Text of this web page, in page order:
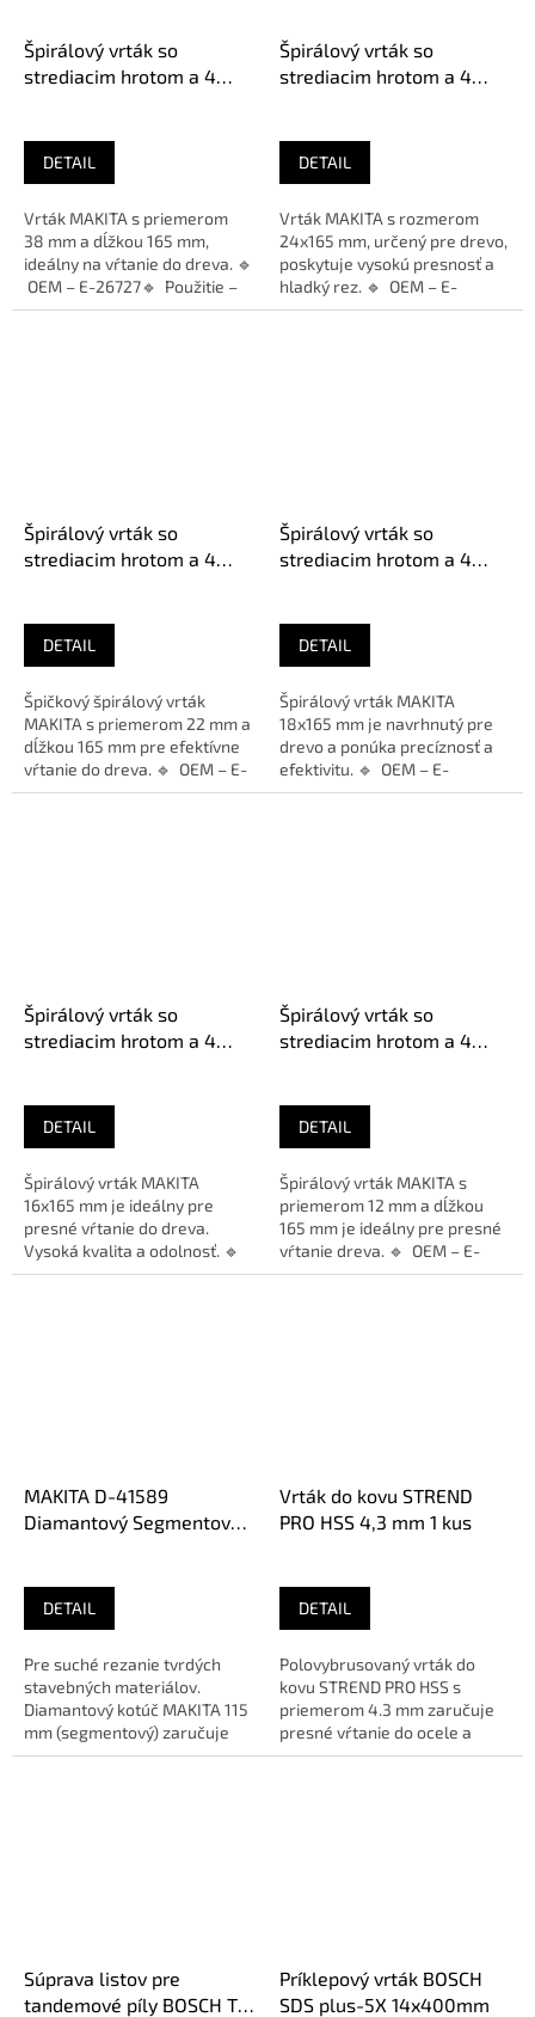
Špirálový vrták so
strediacim hrotom a 4
DETAIL
Vrták MAKITA s priemerom
38 mm a dĺžkou 165 mm,
ideálny na vŕtanie do dreva. 🔹
OEM – E-26727🔹 Použitie –
Drevo🔹 Priemer – 38 mm🔹...
Špirálový vrták so
strediacim hrotom a 4
DETAIL
Vrták MAKITA s rozmerom
24x165 mm, určený pre drevo,
poskytuje vysokú presnosť a
hladký rez. 🔹 OEM – E-
26680🔹 Použitie – Drevo🔹...
Špirálový vrták so
strediacim hrotom a 4
DETAIL
Špičkový špirálový vrták
MAKITA s priemerom 22 mm a
dĺžkou 165 mm pre efektívne
vŕtanie do dreva. 🔹 OEM – E-
26674🔹 Použitie –...
Špirálový vrták so
strediacim hrotom a 4
DETAIL
Špirálový vrták MAKITA
18x165 mm je navrhnutý pre
drevo a ponúka precíznosť a
efektivitu. 🔹 OEM – E-
26668🔹 Použitie – Drevo🔹...
Špirálový vrták so
strediacim hrotom a 4
DETAIL
Špirálový vrták MAKITA
16x165 mm je ideálny pre
presné vŕtanie do dreva.
Vysoká kvalita a odolnosť. 🔹
OEM – E-26652🔹 Použitie –...
Špirálový vrták so
strediacim hrotom a 4
DETAIL
Špirálový vrták MAKITA s
priemerom 12 mm a dĺžkou
165 mm je ideálny pre presné
vŕtanie dreva. 🔹 OEM – E-
26646🔹 Použitie – Drevo🔹...
MAKITA D-41589
Diamantový Segmentový
DETAIL
Pre suché rezanie tvrdých
stavebných materiálov.
Diamantový kotúč MAKITA 115
mm (segmentový) zaručuje
vysokú rýchlosť a dlhú...
Vrták do kovu STREND
PRO HSS 4,3 mm 1 kus
DETAIL
Polovybrusovaný vrták do
kovu STREND PRO HSS s
priemerom 4.3 mm zaručuje
presné vŕtanie do ocele a
plastov.✔️ Vysoko kvalitná
Súprava listov pre
tandemové píly BOSCH TF
Príklepový vrták BOSCH
SDS plus-5X 14x400mm